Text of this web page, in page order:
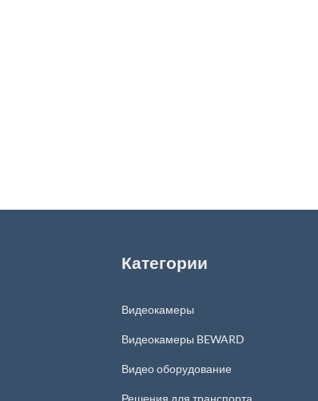
Категории
Видеокамеры
Видеокамеры BEWARD
Видео оборудование
Решения для транспорта